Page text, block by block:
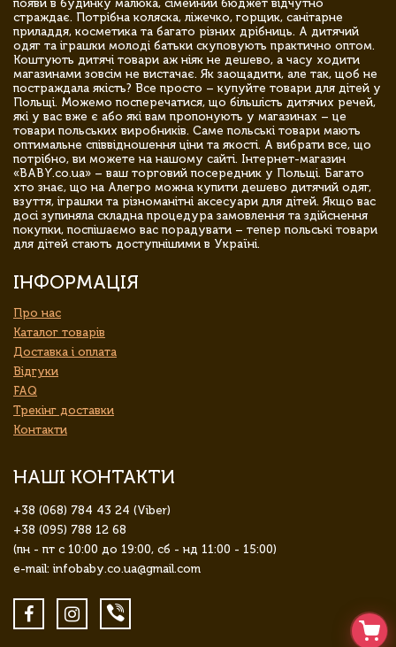
появи в будинку малюка, сімейний бюджет відчутно
страждає. Потрібна коляска, ліжечко, горщик, санітарне
приладдя, косметика та багато різних дрібниць. А дитячий
одяг та іграшки молоді батьки скуповують практично оптом.
Коштують дитячі товари аж ніяк не дешево, а часу ходити
магазинами зовсім не вистачає. Як заощадити, але так, щоб не
постраждала якість? Все просто – купуйте товари для дітей у
Польщі. Можемо посперечатися, що більшість дитячих речей,
які у вас вже є або які вам пропонують у магазинах – це
товари польських виробників. Саме польські товари мають
оптимальне співвідношення ціни та якості. А вибрати все, що
потрібно, ви можете на нашому сайті. Інтернет-магазин
«BABY.co.ua» – ваш торговий посередник у Польщі. Багато
хто знає, що на Алегро можна купити дешево дитячий одяг,
взуття, іграшки та різноманітні аксесуари для дітей. Якщо вас
досі зупиняла складна процедура замовлення та здійснення
покупки, поспішаємо вас порадувати – тепер польські товари
для дітей стають доступнішими в Україні.
ІНФОРМАЦІЯ
Про нас
Каталог товарів
Доставка і оплата
Відгуки
FAQ
Трекінг доставки
Контакти
НАШІ КОНТАКТИ
+38 (068) 784 43 24 (Viber)
+38 (095) 788 12 68
(пн - пт с 10:00 до 19:00, сб - нд 11:00 - 15:00)
e-mail: infobaby.co.ua@gmail.com